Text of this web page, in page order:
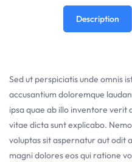
Description
Sed ut perspiciatis unde omnis
accusantium doloremque
ipsa quae ab illo inventore verit
vitae dicta sunt explicabo.
voluptas sit aspernatur aut odit
magni dolores eos qui ratione